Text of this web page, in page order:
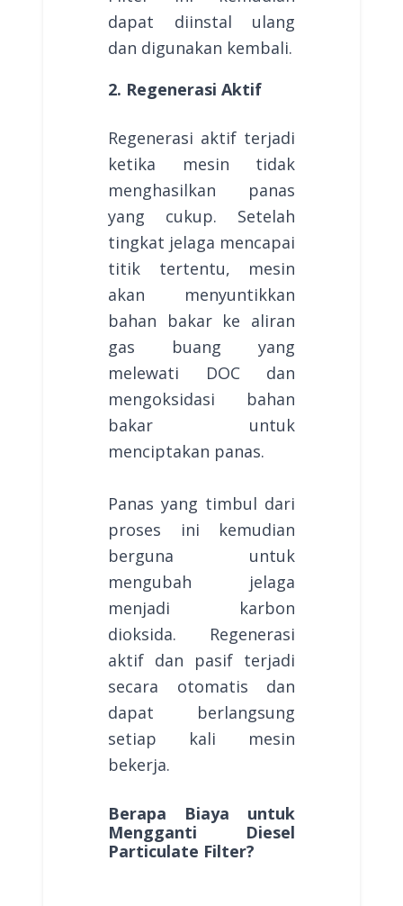
dapat diinstal ulang
dan digunakan kembali.
2. Regenerasi Aktif
Regenerasi aktif terjadi
ketika mesin tidak
menghasilkan panas
yang cukup. Setelah
tingkat jelaga mencapai
titik tertentu, mesin
akan menyuntikkan
bahan bakar ke aliran
gas buang yang
melewati DOC dan
mengoksidasi bahan
bakar untuk
menciptakan panas.
Panas yang timbul dari
proses ini kemudian
berguna untuk
mengubah jelaga
menjadi karbon
dioksida. Regenerasi
aktif dan pasif terjadi
secara otomatis dan
dapat berlangsung
setiap kali mesin
bekerja.
Berapa Biaya untuk
Mengganti Diesel
Particulate Filter?